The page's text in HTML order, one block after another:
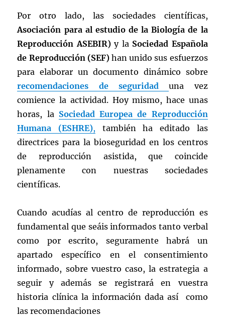
Por otro lado, las sociedades científicas,
Asociación para al estudio de la Biología de la
Reproducción ASEBIR)y la Sociedad Española
de Reproducción (SEF)han unido sus esfuerzos
para elaborar un documento dinámico sobre
recomendaciones de seguridaduna vez
comience la actividad. Hoy mismo, hace unas
horas, la Sociedad Europea de Reproducción
Humana (ESHRE), también ha editado las
directrices para la bioseguridad en los centros
de reproducción asistida, que coincide
plenamente con nuestras sociedades
científicas.
Cuando acudías al centro de reproducción es
fundamental que seáis informados tanto verbal
como por escrito, seguramente habrá un
apartado específico en el consentimiento
informado, sobre vuestro caso, la estrategia a
seguir y además se registrará en vuestra
historia clínica la información dada así como
las recomendaciones